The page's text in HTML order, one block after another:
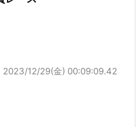
2023/12/29(金) 00:09:09.42